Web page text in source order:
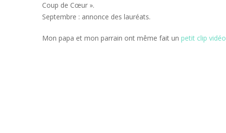
Coup de Cœur ».
Septembre : annonce des lauréats.
Mon papa et mon parrain ont même fait un petit clip vidéo